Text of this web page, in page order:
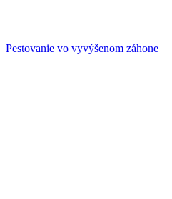
Pestovanie vo vyvýšenom záhone